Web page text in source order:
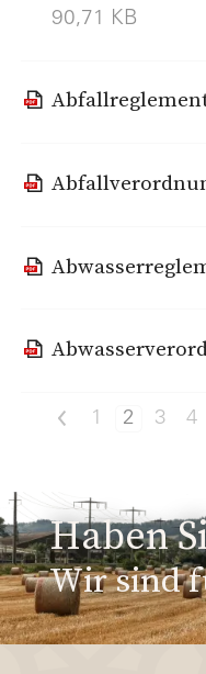
90,71 KB
< 1 2 3 4
Haben
Wir sind